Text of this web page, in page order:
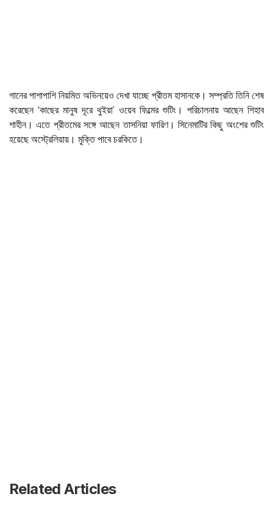
গানের পাশাপাশি নিয়মিত অভিনয়েও দেখা যাচ্ছে প্রীতম হাসানকে। সম্প্রতি তিনি শেষ
করেছেন ‘কাছের মানুষ দূরে থুইয়া’ ওয়েব ফিল্মের শুটিং। পরিচালনায় আছেন শিহাব
শাহীন। এতে প্রীতমের সঙ্গে আছেন তাসনিয়া ফারিণ। সিনেমাটির কিছু অংশের শুটিং
হয়েছে অস্ট্রেলিয়ায়। মুক্তি পাবে চরকিতে।
Related Articles